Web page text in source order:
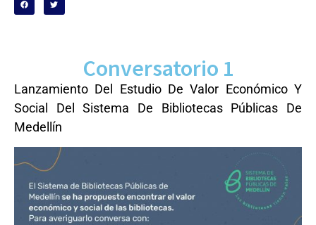
Conversatorio 1
Lanzamiento Del Estudio De Valor Económico Y
Social Del Sistema De Bibliotecas Públicas De
Medellín